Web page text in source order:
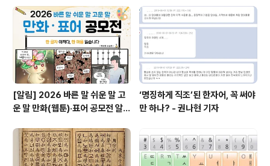
[알림] 2026 바른 말 쉬운 말 고
운 말 만화(웹툰)·표어 공모전 알림
‘명징하게 직조’된 한자어, 꼭 써야
만 하나? - 권나현 기자